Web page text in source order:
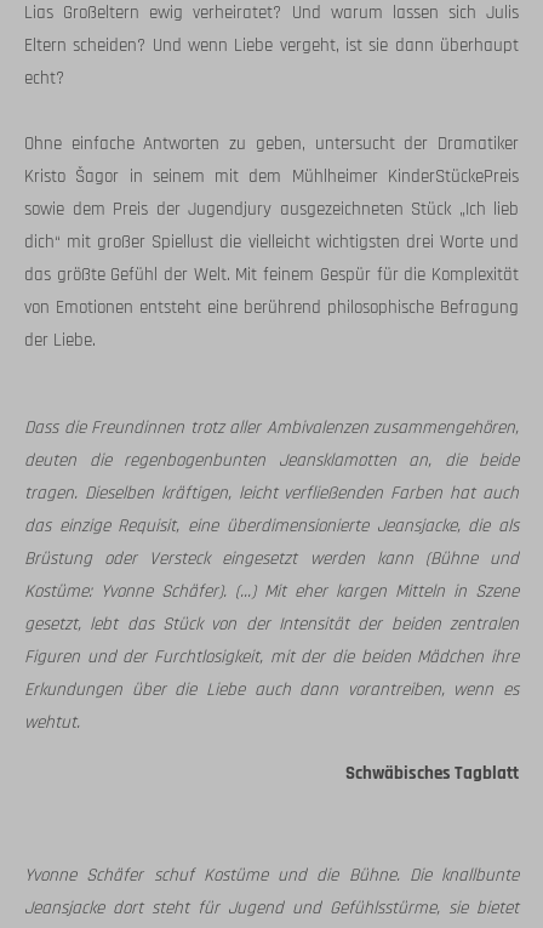
Lias Großeltern ewig verheiratet? Und warum lassen sich Julis
Eltern scheiden? Und wenn Liebe vergeht, ist sie dann überhaupt
echt?
Ohne einfache Antworten zu geben, untersucht der Dramatiker
Kristo Šagor in seinem mit dem Mühlheimer KinderStückePreis
sowie dem Preis der Jugendjury ausgezeichneten Stück „Ich lieb
dich“ mit großer Spiellust die vielleicht wichtigsten drei Worte und
das größte Gefühl der Welt. Mit feinem Gespür für die Komplexität
von Emotionen entsteht eine berührend philosophische Befragung
der Liebe.
Dass die Freundinnen trotz aller Ambivalenzen zusammengehören,
deuten die regenbogenbunten Jeansklamotten an, die beide
tragen. Dieselben kräftigen, leicht verfließenden Farben hat auch
das einzige Requisit, eine überdimensionierte Jeansjacke, die als
Brüstung oder Versteck eingesetzt werden kann (Bühne und
Kostüme: Yvonne Schäfer). (...) Mit eher kargen Mitteln in Szene
gesetzt, lebt das Stück von der Intensität der beiden zentralen
Figuren und der Furchtlosigkeit, mit der die beiden Mädchen ihre
Erkundungen über die Liebe auch dann vorantreiben, wenn es
wehtut.
Schwäbisches Tagblatt
Yvonne Schäfer schuf Kostüme und die Bühne. Die knallbunte
Jeansjacke dort steht für Jugend und Gefühlsstürme, sie bietet